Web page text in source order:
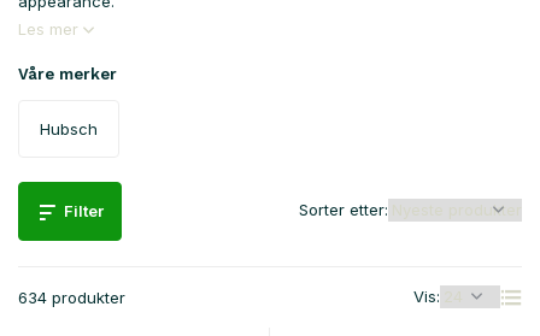
Les mer
Våre merker
Hubsch
Filter
634 produkter Vis:
Sorter etter: